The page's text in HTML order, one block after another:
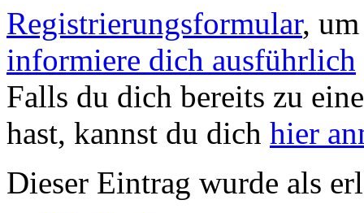
Registrierungsformular,
informiere dich ausführlich
Falls du dich bereits zu
hast, kannst du dich hier
Dieser Eintrag wurde als